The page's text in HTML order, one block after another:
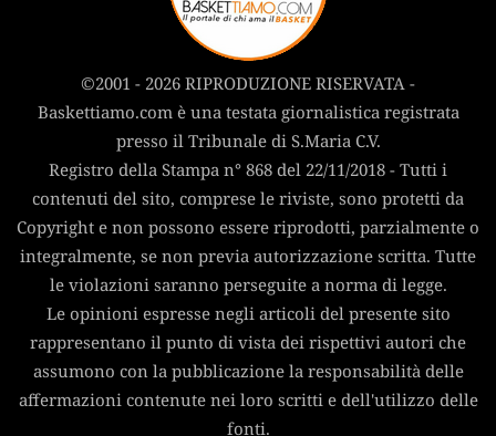
©2001 - 2026 RIPRODUZIONE RISERVATA -
Baskettiamo.com è una testata giornalistica registrata
presso il Tribunale di S.Maria C.V.
Registro della Stampa n° 868 del 22/11/2018 - Tutti i
contenuti del sito, comprese le riviste, sono protetti da
Copyright e non possono essere riprodotti, parzialmente o
integralmente, se non previa autorizzazione scritta. Tutte
le violazioni saranno perseguite a norma di legge.
Le opinioni espresse negli articoli del presente sito
rappresentano il punto di vista dei rispettivi autori che
assumono con la pubblicazione la responsabilità delle
affermazioni contenute nei loro scritti e dell'utilizzo delle
fonti.